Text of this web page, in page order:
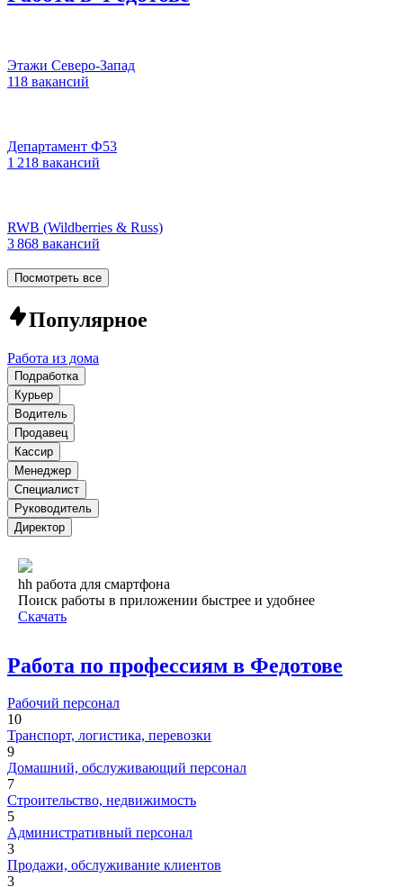
Этажи Северо-Запад
118 вакансий
Департамент Ф53
1 218 вакансий
RWB (Wildberries & Russ)
3 868 вакансий
Посмотреть все
Популярное
Работа из дома
Подработка
Курьер
Водитель
Продавец
Кассир
Менеджер
Специалист
Руководитель
Директор
hh работа для смартфона
Поиск работы в приложении быстрее и удобнее
Скачать
Работа по профессиям в Федотове
Рабочий персонал
10
Транспорт, логистика, перевозки
9
Домашний, обслуживающий персонал
7
Строительство, недвижимость
5
Административный персонал
3
Продажи, обслуживание клиентов
3